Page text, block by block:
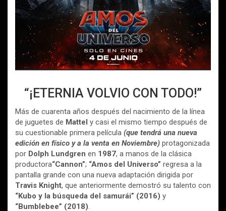
“¡ETERNIA VOLVIO CON TODO!”
Más de cuarenta años después del nacimiento de la línea
de juguetes de Mattel y casi el mismo tiempo después de
su cuestionable primera película (que tendrá una nueva
edición en físico y a la venta en Noviembre) protagonizada
por Dolph Lundgren en 1987, a manos de la clásica
productora“Cannon”; “Amos del Universo” regresa a la
pantalla grande con una nueva adaptación dirigida por
Travis Knight, que anteriormente demostró su talento con
“Kubo y la búsqueda del samurái” (2016) y
“Bumblebee” (2018).